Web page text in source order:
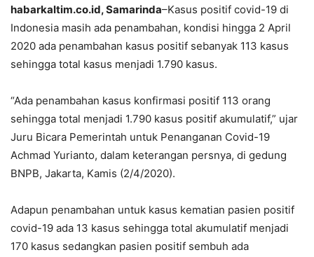
habarkaltim.co.id, Samarinda–Kasus positif covid-19 di
Indonesia masih ada penambahan, kondisi hingga 2 April
2020 ada penambahan kasus positif sebanyak 113 kasus
sehingga total kasus menjadi 1.790 kasus.
“Ada penambahan kasus konfirmasi positif 113 orang
sehingga total menjadi 1.790 kasus positif akumulatif,” ujar
Juru Bicara Pemerintah untuk Penanganan Covid-19
Achmad Yurianto, dalam keterangan persnya, di gedung
BNPB, Jakarta, Kamis (2/4/2020).
Adapun penambahan untuk kasus kematian pasien positif
covid-19 ada 13 kasus sehingga total akumulatif menjadi
170 kasus sedangkan pasien positif sembuh ada